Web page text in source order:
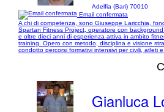
Adelfia (Bari) 70010
Email confermata
A chi di competenza, sono Giuseppe Laricchia,
Spartan Fitness Project, operatore con
e oltre dieci anni di esperienza attiva in ambito
training. Opero con metodo, disciplina e visione
condotto percorsi formativi intensivi per civili, atleti
Gianluca